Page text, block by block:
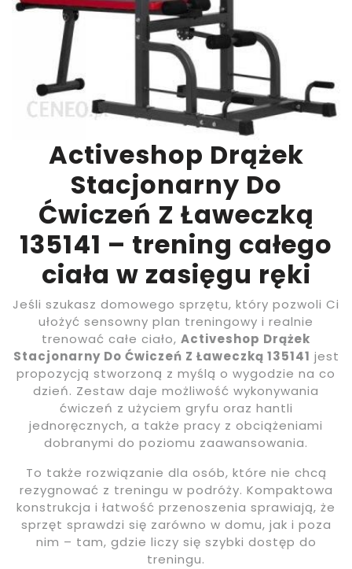
Activeshop Drążek
Stacjonarny Do
Ćwiczeń Z Ławeczką
135141 – trening całego
ciała w zasięgu ręki
Jeśli szukasz domowego sprzętu, który pozwoli Ci
ułożyć sensowny plan treningowy i realnie
trenować całe ciało, Activeshop Drążek
Stacjonarny Do Ćwiczeń Z Ławeczką 135141 jest
propozycją stworzoną z myślą o wygodzie na co
dzień. Zestaw daje możliwość wykonywania
ćwiczeń z użyciem gryfu oraz hantli
jednoręcznych, a także pracy z obciążeniami
dobranymi do poziomu zaawansowania.
To także rozwiązanie dla osób, które nie chcą
rezygnować z treningu w podróży. Kompaktowa
konstrukcja i łatwość przenoszenia sprawiają, że
sprzęt sprawdzi się zarówno w domu, jak i poza
nim – tam, gdzie liczy się szybki dostęp do
treningu.